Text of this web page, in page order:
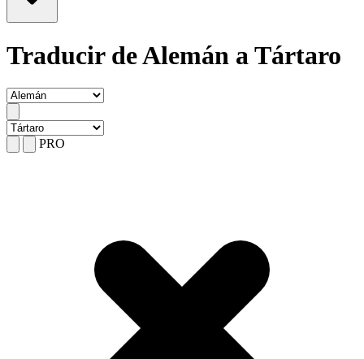
Traducir de Alemán a Tártaro
PRO